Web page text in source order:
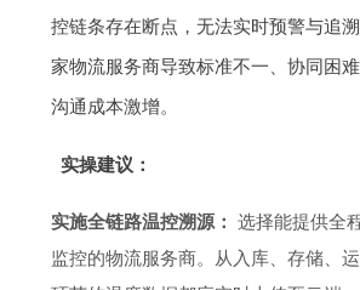
控链条存在断点，无法实时预警与追
家物流服务商导致标准不一、协同困
沟通成本激增。
实操建议：
实施全链路温控溯源： 选择能提供全
监控的物流服务商。从入库、存储、